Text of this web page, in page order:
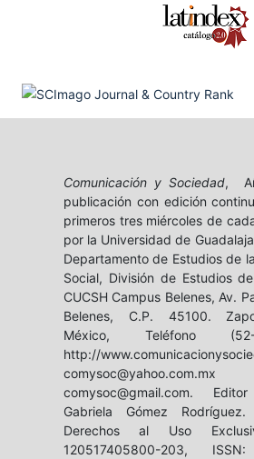
Comunicación y Sociedad,
publicación con edición
primeros tres miércoles de
por la Universidad de
Departamento de Estudios de
Social, División de Estudios
CUCSH Campus Belenes, Av.
Belenes, C.P. 45100.
México, Teléfono (52-
http://
comysoc@gmail.com.
Gabriela Gómez
Derechos al Uso
120517405800-203,